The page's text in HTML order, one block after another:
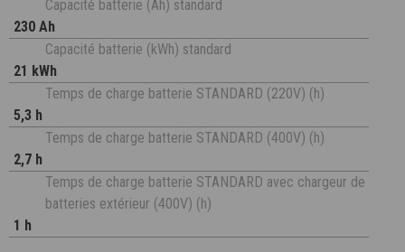
Capacité batterie (Ah) standard
230 Ah
Capacité batterie (kWh) standard
21 kWh
Temps de charge batterie STANDARD (220V) (h)
5,3 h
Temps de charge batterie STANDARD (400V) (h)
2,7 h
Temps de charge batterie STANDARD avec chargeur de
batteries extérieur (400V) (h)
1 h